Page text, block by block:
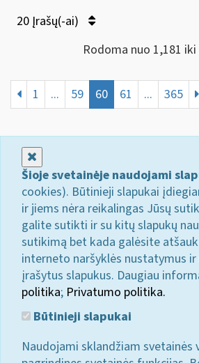
20 Įrašų(-ai)
Rodoma nuo 1,181
1 ... 59 60 61 ... 365
Šioje svetainėje naudojami
cookies). Būtinieji slapukai
ir jiems nėra reikalingas Jūsų
galite sutikti ir su kitų slapukų
sutikimą bet kada galėsite
interneto naršyklės nustatymus
įrašytus slapukus. Daugiau
politika; Privatumo politika.
Būtinieji slapukai
Naudojami sklandžiam svetainės